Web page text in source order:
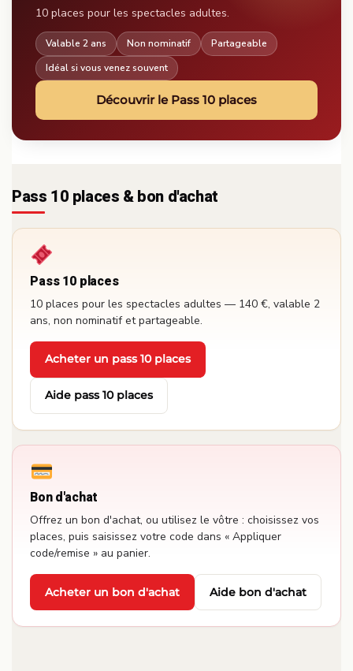
10 places pour les spectacles adultes.
Valable 2 ans Non nominatif
Partageable
Idéal si vous venez souvent
Découvrir le Pass 10 places
Pass 10 places & bon d'achat
Pass 10 places
10 places pour les spectacles adultes — 140 €, valable 2
ans, non nominatif et partageable.
Acheter un pass 10 places
· Aide pass 10 places
Bon d'achat
Offrez un bon d'achat, ou utilisez le vôtre : choisissez vos
places, puis saisissez votre code dans « Appliquer
code/remise » au panier.
Acheter un bon d'achat
·
Aide bon d'achat